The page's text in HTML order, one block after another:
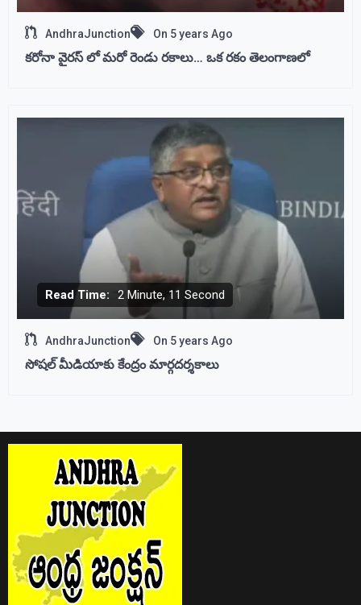
AndhraJunction On 5 years Ago
కరోనా వైరస్ లో మరో రెండు రకాలు… ఒక రకం తెలంగాణలో
Read Time: 2 Minute, 11 Second
AndhraJunction On 5 years Ago
సోషల్‌ మీడియాకు కేంద్రం మార్గదర్శకాలు